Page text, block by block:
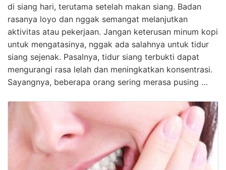
di siang hari, terutama setelah makan siang. Badan
rasanya loyo dan nggak semangat melanjutkan
aktivitas atau pekerjaan. Jangan keterusan minum kopi
untuk mengatasinya, nggak ada salahnya untuk tidur
siang sejenak. Pasalnya, tidur siang terbukti dapat
mengurangi rasa lelah dan meningkatkan konsentrasi.
Sayangnya, beberapa orang sering merasa pusing …